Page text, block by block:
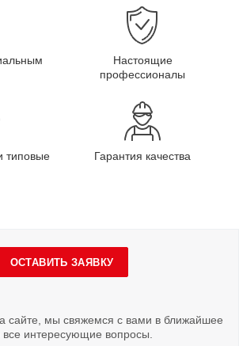
Настоящие
профессионалы
типовые
Гарантия качества
ОСТАВИТЬ ЗАЯВКУ
сайте, мы свяжемся с вами в ближайшее
интересующие вопросы.